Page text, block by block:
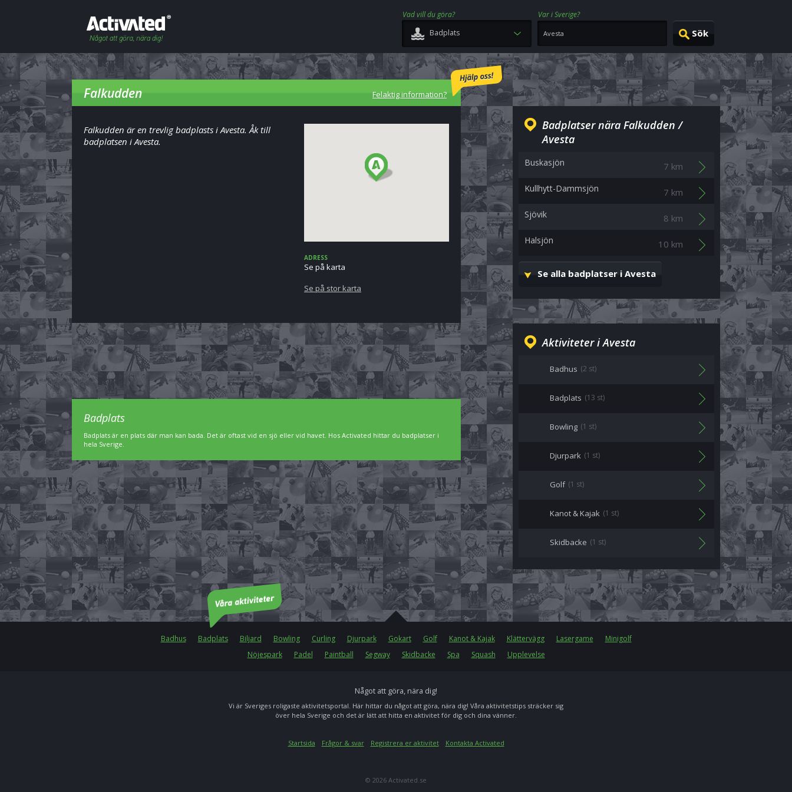
Vad vill du göra?
Var i Sverige?
Badplats
Falkudden Felaktig information?
Falkudden är en trevlig badplasts i Avesta. Åk till
badplatsen i Avesta.
ADRESS
Se på karta
Se på stor karta
Badplatser nära Falkudden /
Avesta
Buskasjön 7 km
Kullhytt-Dammsjön 7 km
Sjövik 8 km
Halsjön 10 km
Se alla badplatser i Avesta
Aktiviteter i Avesta
Badhus (2 st)
Badplats (13 st)
Bowling (1 st)
Djurpark (1 st)
Golf (1 st)
Kanot & Kajak (1 st)
Skidbacke (1 st)
Badplats
Badplats är en plats där man kan bada. Det är oftast vid en sjö eller vid havet. Hos Activated hittar du badplatser i
hela Sverige.
Badhus Badplats Biljard Bowling Curling Djurpark Gokart Golf Kanot & Kajak Klättervägg Lasergame
Minigolf
Nöjespark
Padel Paintball Segway Skidbacke Spa Squash Upplevelse
Något att göra, nära dig!
Vi är Sveriges roligaste aktivitetsportal. Här hittar du något att göra, nära dig! Våra aktivitetstips sträcker sig
över hela Sverige och det är lätt att hitta en aktivitet för dig och dina vänner.
Startsida Frågor & svar Registrera er aktivitet Kontakta Activated
© 2026 Activated.se